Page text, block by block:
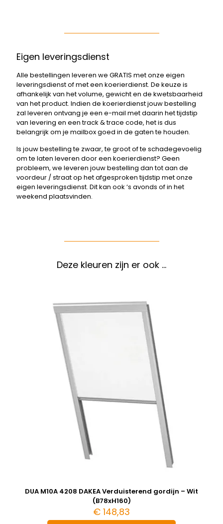
Eigen leveringsdienst
Alle bestellingen leveren we GRATIS met onze eigen
leveringsdienst of met een koerierdienst. De keuze is
afhankelijk van het volume, gewicht en de kwetsbaarheid
van het product. Indien de koerierdienst jouw bestelling
zal leveren ontvang je een e-mail met daarin het tijdstip
van levering en een track & trace code, het is dus
belangrijk om je mailbox goed in de gaten te houden.
Is jouw bestelling te zwaar, te groot of te schadegevoelig
om te laten leveren door een koerierdienst? Geen
probleem, we leveren jouw bestelling dan tot aan de
voordeur / straat op het afgesproken tijdstip met onze
eigen leveringsdienst. Dit kan ook ‘s avonds of in het
weekend plaatsvinden.
Deze kleuren zijn er ook …
DUA M10A 4208 DAKEA Verduisterend gordijn – Wit
(B78xH160)
€ 148,83